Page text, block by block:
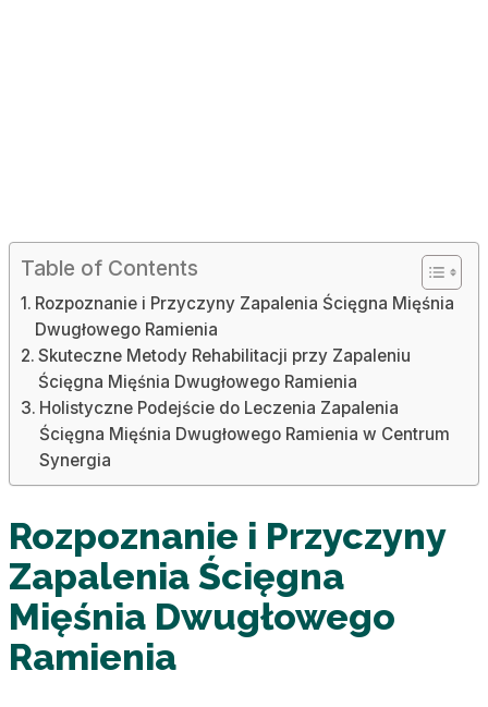
Table of Contents
Rozpoznanie i Przyczyny Zapalenia Ścięgna Mięśnia
Dwugłowego Ramienia
Skuteczne Metody Rehabilitacji przy Zapaleniu
Ścięgna Mięśnia Dwugłowego Ramienia
Holistyczne Podejście do Leczenia Zapalenia
Ścięgna Mięśnia Dwugłowego Ramienia w Centrum
Synergia
Rozpoznanie i Przyczyny
Zapalenia Ścięgna
Mięśnia Dwugłowego
Ramienia